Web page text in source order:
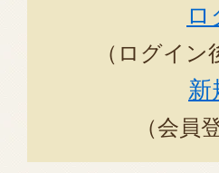
（ログイ
新
（会員